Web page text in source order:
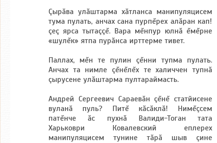
Çырăва улăштарма хăтланса манипуляцисем
тума пулать, анчах сана пурпĕрех алăран кап!
çеç ярса тытаççĕ. Вара мĕнпур юлнă ĕмĕрне
«шулĕк» ятпа пурăнса ирттерме тивет.
Паллах, мĕн те пулин çĕнни тупма пулать.
Анчах та нимле çĕнĕлĕх те халиччен тупнă
çырусене улăштарма пултараймасть.
Андрей Сергеевич Сараевăн çĕнĕ статйисене
вуланă пуль? Питĕ кăсăклă! Нимĕçсем
патĕнче ăс пухнă Валиди-Тоган тата
Харьковри Ковалевский еплерех
манипуляцисем тунине тăрă шыв çине